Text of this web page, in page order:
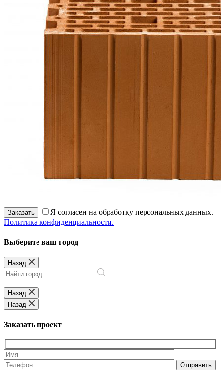
Заказать
Я согласен на обработку персональных данных.
Политика конфиденциальности.
Выберите ваш город
Назад
Назад
Назад
Заказать проект